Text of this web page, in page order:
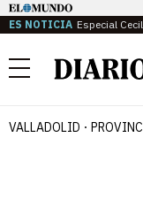
ES NOTICIA Especial
Menú
VALLADOLID